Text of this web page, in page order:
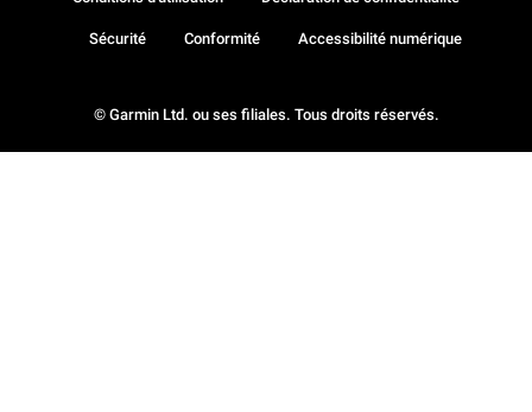
© Garmin Ltd. ou ses filiales. Tous droits réservés.
Sécurité Conformité Accessibilité numérique